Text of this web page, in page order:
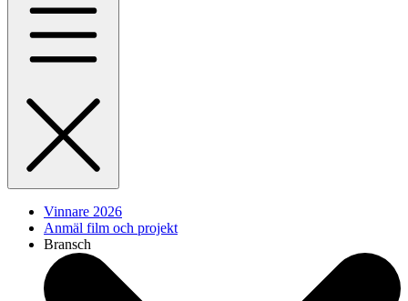
Vinnare 2026
Anmäl film och projekt
Bransch